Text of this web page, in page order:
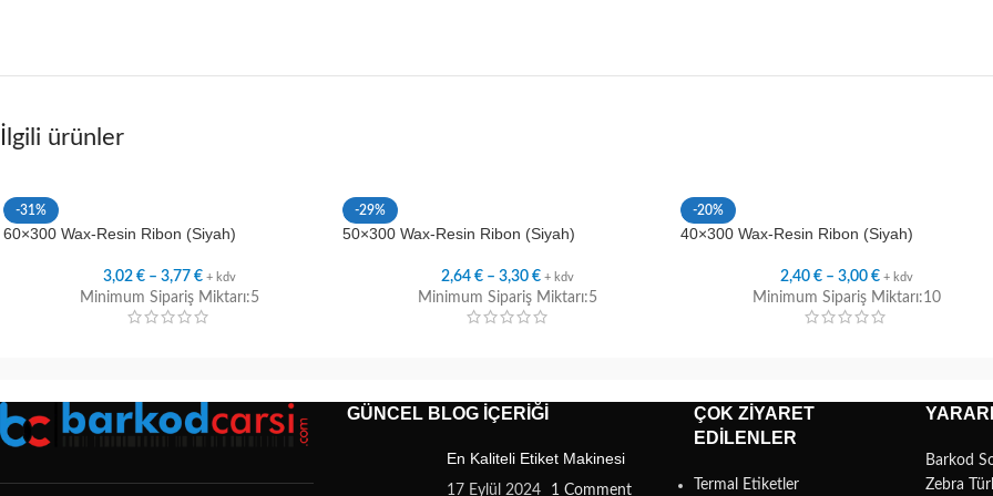
İlgili ürünler
-31%
60×300 Wax-Resin Ribon (Siyah)
3,02 € – 3,77 € + kdv
Minimum Sipariş Miktarı:5
-29%
50×300 Wax-Resin Ribon (Siyah)
2,64€ –3,30€ + kdv
Minimum Sipariş Miktarı:5
-20%
40×300 Wax-Resin Ribon (Siyah)
2,40 € – 3,00 € + kdv
Minimum Sipariş Miktarı:10
GÜNCEL BLOG İÇERIĞI
En Kaliteli Etiket Makinesi
17 Eylül 2024 1 Comment
ÇOK ZIYARET
EDILENLER
Termal Etiketler
Barkod
Zebra